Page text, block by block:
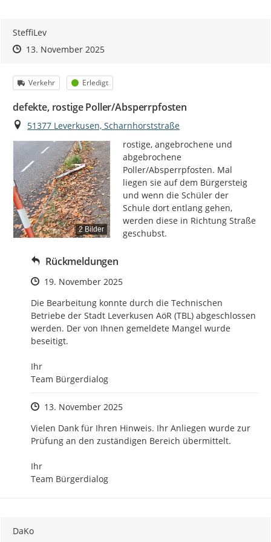
SteffiLev
Zeitpunkt des Erstellens
Zeitpunkt des Erstellens
13. November 2025Zur Äußerung
Kategorie
Verkehr Status
Erledigt
defekte, rostige Poller/Absperrpfosten
Ort
51377 Leverkusen, Scharnhorststraße
2 Bilder
rostige, angebrochene und
abgebrochene
Poller/Absperrpfosten. Mal
liegen sie auf dem Bürgersteig
und wenn die Schüler der
Schule dort entlang gehen,
werden diese in Richtung Straße
geschubst.
Rückmeldungen
Zeitpunkt des Erstellens
19. November 2025
Die Bearbeitung konnte durch die Technischen
Betriebe der Stadt Leverkusen AöR (TBL) abgeschlossen
werden. Der von Ihnen gemeldete Mangel wurde
beseitigt.
Ihr
Team Bürgerdialog
Zeitpunkt des Erstellens
13. November 2025
Vielen Dank für Ihren Hinweis. Ihr Anliegen wurde zur
Prüfung an den zuständigen Bereich übermittelt.
Ihr
Team Bürgerdialog
DaKo